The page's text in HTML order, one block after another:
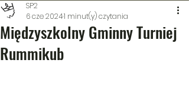
Międzyszkolny Gminny Turniej
Rummikub
SP2
6 cze 20241 minut(y) czytania